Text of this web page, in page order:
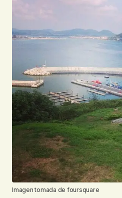
Imagen tomada de foursquare